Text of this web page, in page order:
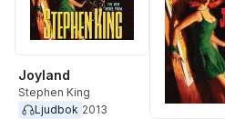
Joyland
Stephen King
Ljudbok 2013